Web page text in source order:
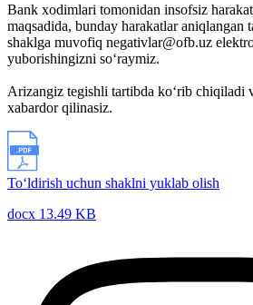
Bank xodimlari tomonidan insofsiz
maqsadida, bunday harakatlar aniqlangan
shaklga muvofiq negativlar@ofb.uz
yuborishingizni so‘raymiz.
Arizangiz tegishli tartibda ko‘rib chiqiladi
xabardor qilinasiz.
To‘ldirish uchun shaklni yuklab olish
docx 13.49 KB